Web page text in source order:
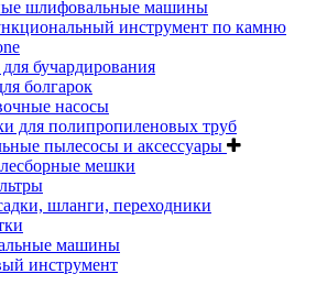
шлифовальные машины
инструмент по камню
бучардирования
болгарок
насосы
для полипропиленовых труб
пылесосы и аксессуары
мешки
шланги, переходники
машины
инструмент